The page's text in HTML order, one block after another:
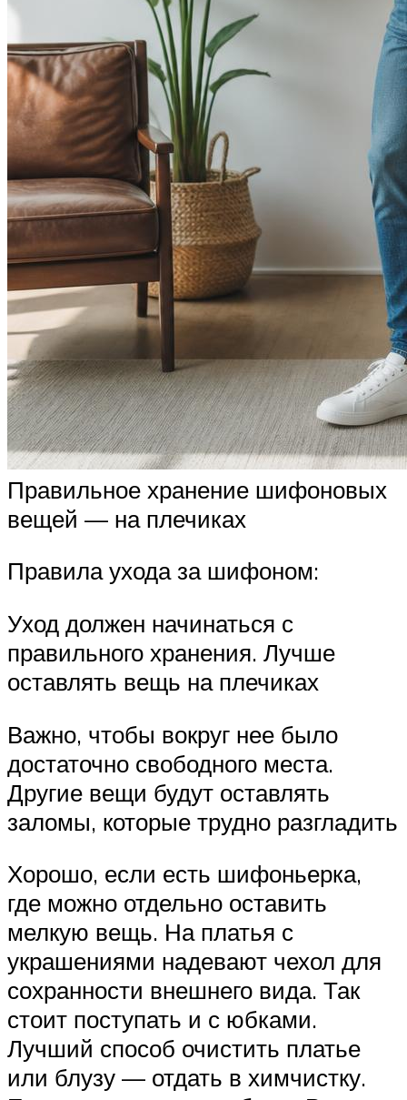
Правильное хранение шифоновых
вещей — на плечиках
Правила ухода за шифоном:
Уход должен начинаться с
правильного хранения. Лучше
оставлять вещь на плечиках
Важно, чтобы вокруг нее было
достаточно свободного места.
Другие вещи будут оставлять
заломы, которые трудно разгладить
Хорошо, если есть шифоньерка,
где можно отдельно оставить
мелкую вещь. На платья с
украшениями надевают чехол для
сохранности внешнего вида. Так
стоит поступать и с юбками.
Лучший способ очистить платье
или блузу — отдать в химчистку.